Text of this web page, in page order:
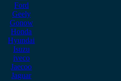
Ford
Geely
Gonow
Honda
Hyundai
Isuzu
iveco
Jaecoo
Jaguar